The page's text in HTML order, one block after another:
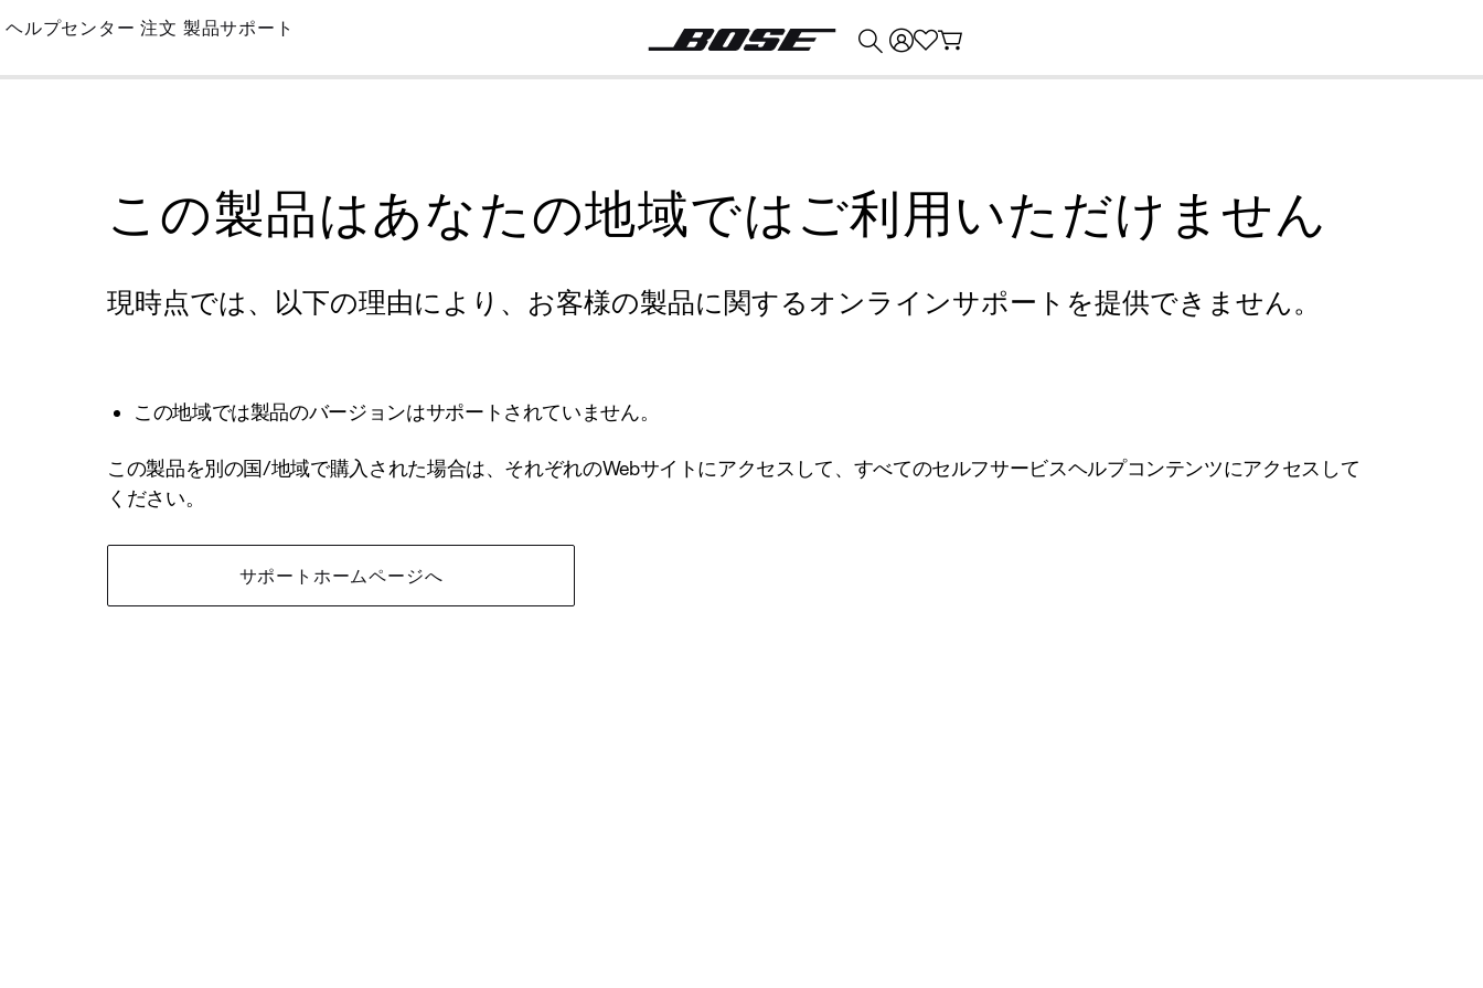
Skip
Main
ヘルプセンター 注文 製品サポート
この製品はあなたの地域ではご利用いただけません
現時点では、以下の理由により、お客様の製品に関するオンラインサポートを提供できません。
この地域では製品のバージョンはサポートされていません。
この製品を別の国/地域で購入された場合は、それぞれのWebサイトにアクセスして、すべてのセルフサービスヘルプコンテンツにアクセスして
ください。
サポートホームページへ